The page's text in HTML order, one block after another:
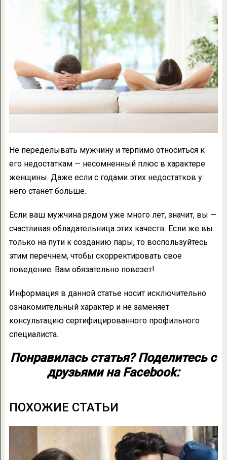
Не переделывать мужчину и терпимо относиться к
его недостаткам — несомненный плюс в характере
женщины. Даже если с годами этих недостатков у
него станет больше.
Если ваш мужчина рядом уже много лет, значит, вы —
счастливая обладательница этих качеств. Если же вы
только на пути к созданию пары, то воспользуйтесь
этим перечнем, чтобы скорректировать свое
поведение. Вам обязательно повезет!
Информация в данной статье носит исключительно
ознакомительный характер и не заменяет
консультацию сертифицированного профильного
специалиста.
Понравилась статья? Поделитесь с
друзьями на Facebook:
ПОХОЖИЕ СТАТЬИ